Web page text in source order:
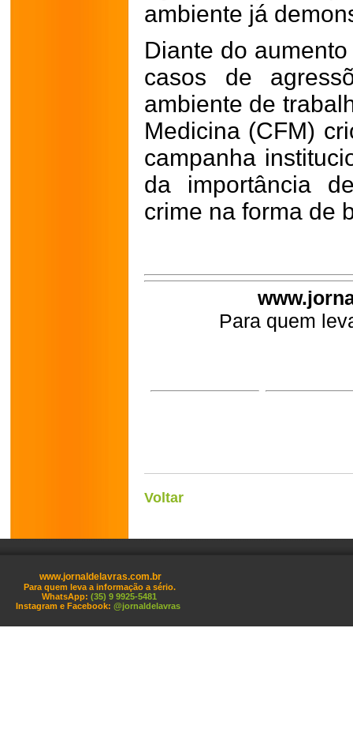
ambiente já
Diante do
casos de
ambiente de
Medicina (CFM)
campanha
da importância
crime na forma de
Para quem
Voltar
www.jornaldelavras.com.br
Para quem leva a informação a sério.
WhatsApp: (35) 9 9925-5481
Instagram e Facebook: @jornaldelavras